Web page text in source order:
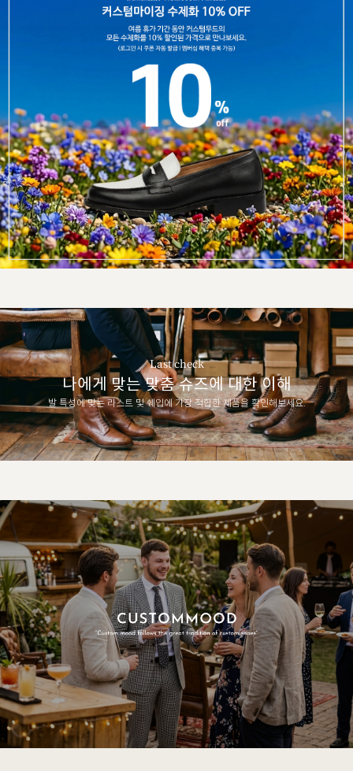
Last check
나에게 맞는 맞춤 슈즈에 대한 이해
발 특성에 맞는 라스트 및 쉐입에 가장 적합한 제품을 확인해보세요.